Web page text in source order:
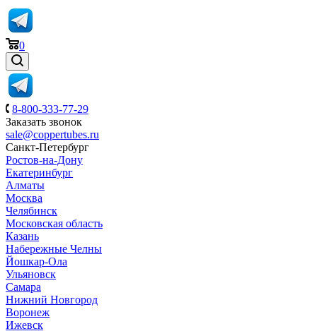
0
8-800-333-77-29
Заказать звонок
sale@coppertubes.ru
Санкт-Петербург
Ростов-на-Дону
Екатеринбург
Алматы
Москва
Челябинск
Московская область
Казань
Набережные Челны
Йошкар-Ола
Ульяновск
Самара
Нижний Новгород
Воронеж
Ижевск